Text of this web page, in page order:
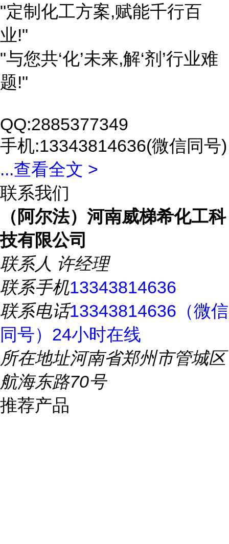
"定制化工方案,赋能千行百
业!"
"与您共‘化’未来,解‘剂’行业难
题!"
QQ:2885377349
手机:13343814636(微信同号)
...查看全文 >
联系我们
（阿尔法）河南威梯希化工科
技有限公司
联系人 许经理
联系手机13343814636
联系电话13343814636（微信
同号）24小时在线
所在地址河南省郑州市管城区
航海东路70号
推荐产品